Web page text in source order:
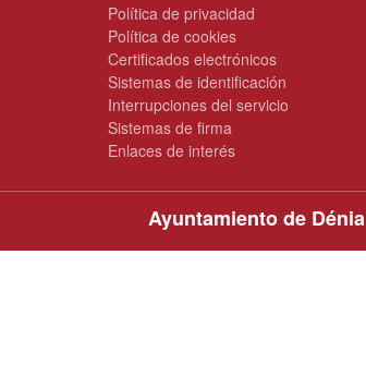
Política de privacidad
Política de cookies
Certificados electrónicos
Sistemas de identificación
Interrupciones del servicio
Sistemas de firma
Enlaces de interés
Ayuntamiento de Dénia